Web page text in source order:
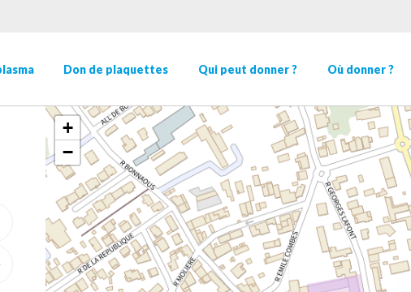
Don de plaquettes Qui peut donner ? Où donner ?
GÉOLOCALISER
+
−